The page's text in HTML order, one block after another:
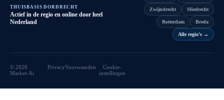
THUISBASIS DORDRECHT
Actief in de regio en online door heel
Nederland
Zwijndrecht Sliedrecht
Rotterdam Breda
Alle regio’s →
© 2026
Market-Ai
PrivacyVoorwaarden
Cookie-
instellingen